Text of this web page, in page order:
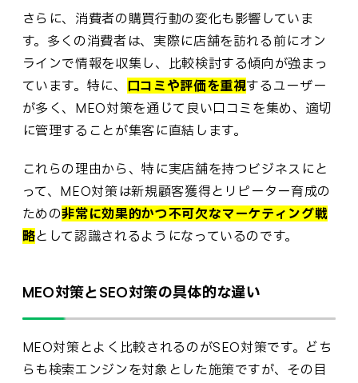
さらに、消費者の購買行動の変化も影響していま
す。多くの消費者は、実際に店舗を訪れる前にオン
ラインで情報を収集し、比較検討する傾向が強まっ
ています。特に、 口コミや評価を重視するユーザー
が多く、MEO対策を通じて良い口コミを集め、適切
に管理することが集客に直結します。
これらの理由から、特に実店舗を持つビジネスにと
って、MEO対策は新規顧客獲得とリピーター育成の
ための非常に効果的かつ不可欠なマーケティング戦
略として認識されるようになっているのです。
MEO対策とSEO対策の具体的な違い
MEO対策とよく比較されるのがSEO対策です。どち
らも検索エンジンを対象とした施策ですが、その目